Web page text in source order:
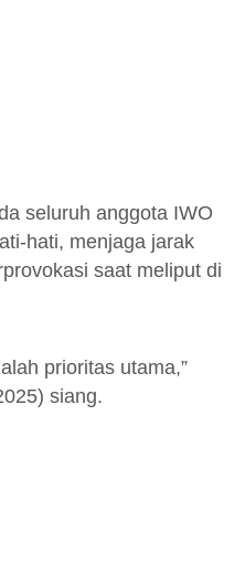
seluruh anggota IWO
hati, menjaga jarak
saat meliput di
prioritas utama,”
siang.